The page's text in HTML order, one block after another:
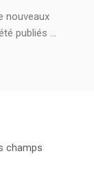
nouveaux
publiés ...
champs